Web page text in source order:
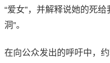
“爱女”，并解释说她的死
洞”。
在向公众发出的呼吁中，